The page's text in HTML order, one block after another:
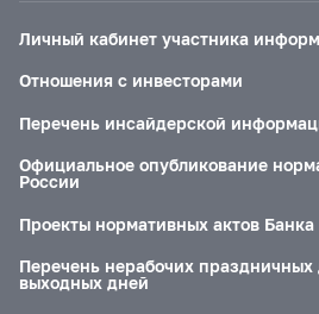
Личный кабинет участника
Отношения с инвесторами
Перечень инсайдерской
Официальное опубликование
России
Проекты нормативных актов Банка
Перечень нерабочих
выходных дней